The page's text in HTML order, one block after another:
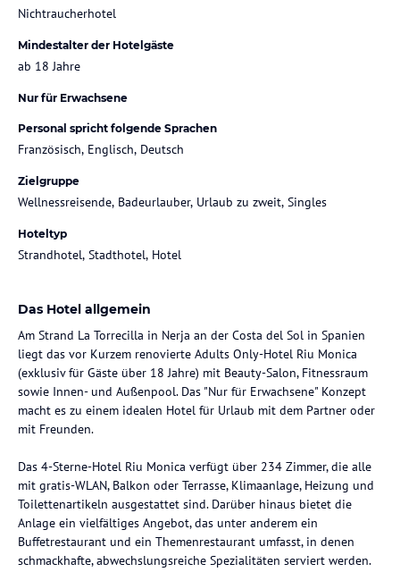
Nichtraucherhotel
Mindestalter der Hotelgäste
ab 18 Jahre
Nur für Erwachsene
Personal spricht folgende Sprachen
Französisch, Englisch, Deutsch
Zielgruppe
Wellnessreisende, Badeurlauber, Urlaub zu zweit, Singles
Hoteltyp
Strandhotel, Stadthotel, Hotel
Das Hotel allgemein
Am Strand La Torrecilla in Nerja an der Costa del Sol in Spanien
liegt das vor Kurzem renovierte Adults Only-Hotel Riu Monica
(exklusiv für Gäste über 18 Jahre) mit Beauty-Salon, Fitnessraum
sowie Innen- und Außenpool. Das "Nur für Erwachsene" Konzept
macht es zu einem idealen Hotel für Urlaub mit dem Partner oder
mit Freunden.
Das 4-Sterne-Hotel Riu Monica verfügt über 234 Zimmer, die alle
mit gratis-WLAN, Balkon oder Terrasse, Klimaanlage, Heizung und
Toilettenartikeln ausgestattet sind. Darüber hinaus bietet die
Anlage ein vielfältiges Angebot, das unter anderem ein
Buffetrestaurant und ein Themenrestaurant umfasst, in denen
schmackhafte, abwechslungsreiche Spezialitäten serviert werden.